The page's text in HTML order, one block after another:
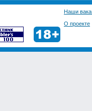
Наши
О проекте